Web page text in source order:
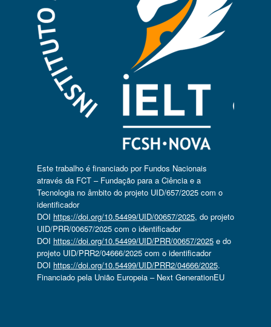
Este trabalho é financiado por Fundos Nacionais
através da FCT – Fundação para a Ciência e a
Tecnologia no âmbito do projeto UID/657/2025 com o
identificador
DOI https://doi.org/10.54499/UID/00657/2025, do projeto
UID/PRR/00657/2025 com o identificador
DOI https://doi.org/10.54499/UID/PRR/00657/2025e do
projeto UID/PRR2/04666/2025 com o identificador
DOI https://doi.org/10.54499/UID/PRR2/04666/2025.
Financiado pela União Europeia – Next GenerationEU